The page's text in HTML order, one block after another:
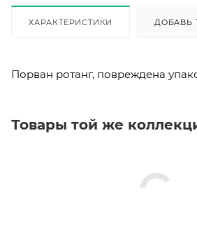
ХАРАКТЕРИСТИКИ ДОБАВЬ
Порван ротанг, повреждена
Товары той же